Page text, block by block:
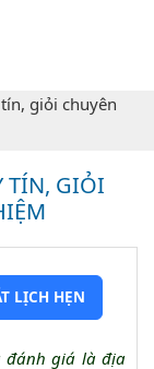
giỏi chuyên
TÍN, GIỎI
LỊCH HẸN
đánh giá là địa